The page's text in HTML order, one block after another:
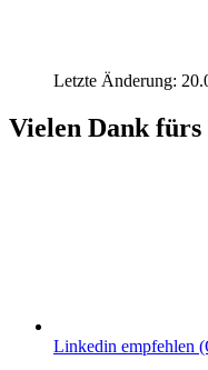
Letzte Änderung:
Vielen Dank fürs
Linkedin empfehlen